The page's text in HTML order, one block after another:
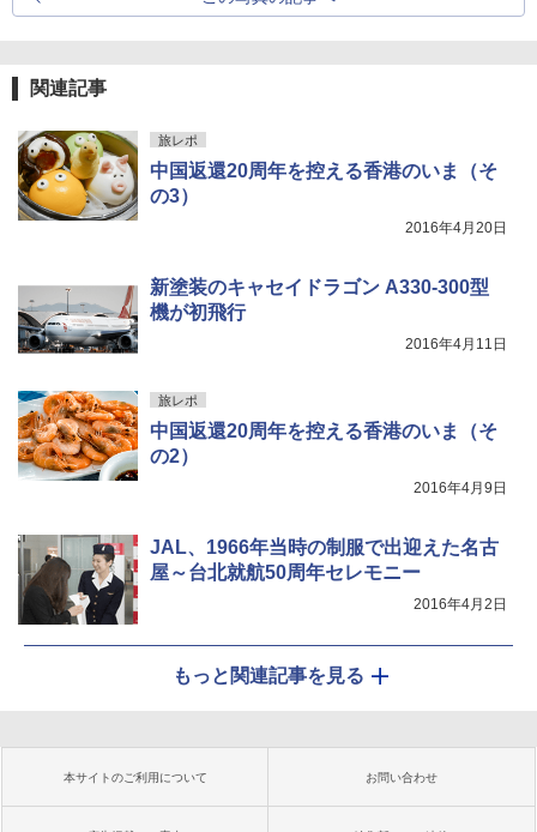
関連記事
旅レポ
中国返還20周年を控える香港のいま（そ
の3）
2016年4月20日
新塗装のキャセイドラゴン A330-300型
機が初飛行
2016年4月11日
旅レポ
中国返還20周年を控える香港のいま（そ
の2）
2016年4月9日
JAL、1966年当時の制服で出迎えた名古
屋～台北就航50周年セレモニー
2016年4月2日
もっと関連記事を見る
本サイトのご利用について お問い合わせ